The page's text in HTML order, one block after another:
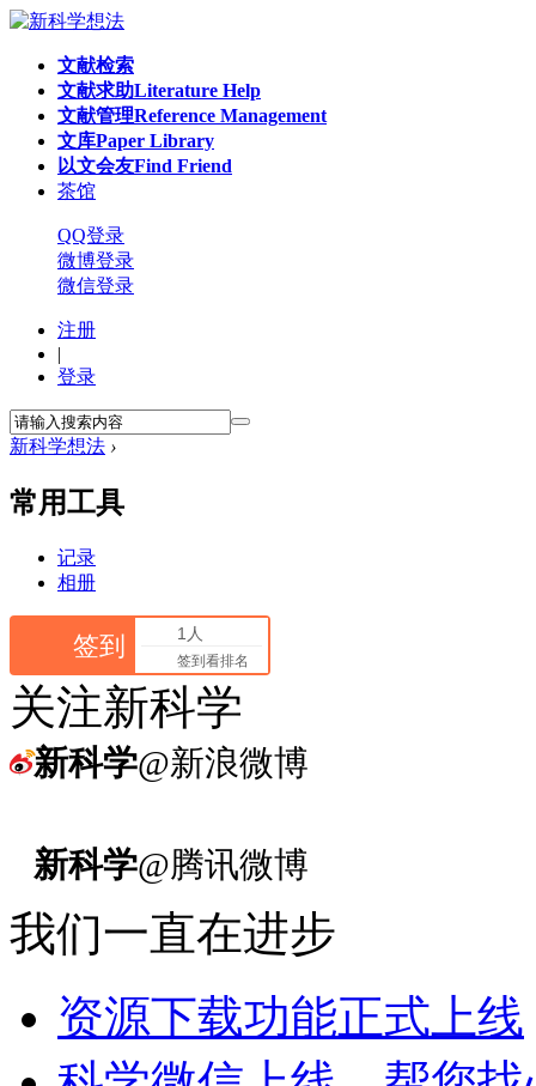
文献检索
文献求助Literature Help
文献管理Reference Management
文库Paper Library
以文会友Find Friend
茶馆
QQ登录
微博登录
微信登录
注册
|
登录
新科学想法 ›
常用工具
记录
相册
签到 1人
签到看排名
关注新科学
新科学@新浪微博
新科学@腾讯微博
我们一直在进步
资源下载功能正式上线